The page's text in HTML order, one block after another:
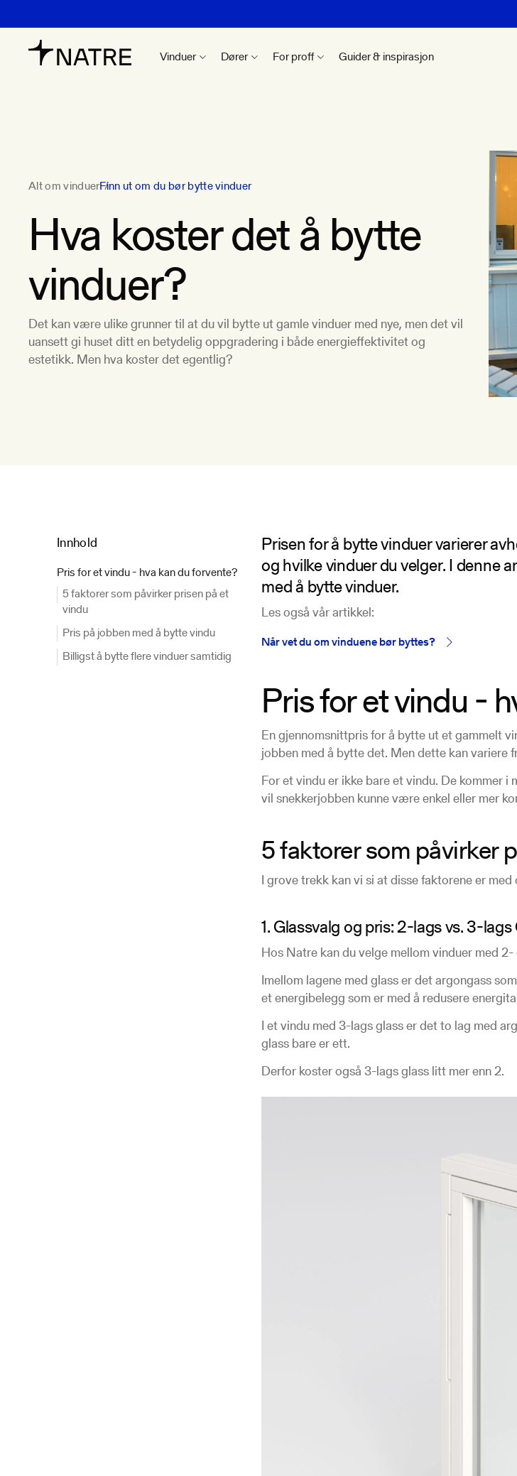
Vinduer Dører For proff Guider & inspirasjon
Alt om vinduerFinn ut om du bør bytte vinduer
Hva koster det å bytte
vinduer?
Det kan være ulike grunner til at du vil bytte ut gamle vinduer med nye, men det vil
uansett gi huset ditt en betydelig oppgradering i både energieffektivitet og
estetikk. Men hva koster det egentlig?
Innhold
Pris for et vindu - hva kan du forvente?
5 faktorer som påvirker prisen på et
vindu
Pris på jobben med å bytte vindu
Billigst å bytte flere vinduer samtidig
Prisen for å bytte vinduer varierer
og hvilke vinduer du velger. I denne
med å bytte vinduer.
Les også vår artikkel:
Når vet du om vinduene bør byttes?
Pris for et vindu -
En gjennomsnittpris for å bytte ut et gammelt
jobben med å bytte det. Men dette kan
For et vindu er ikke bare et vindu. De kommer
vil snekkerjobben kunne være enkel eller mer
5 faktorer som påvirker
I grove trekk kan vi si at disse faktorene er
1. Glassvalg og pris: 2-lags vs. 3-lags
Hos Natre kan du velge mellom vinduer med
Imellom lagene med glass er det argongass
et energibelegg som er med å redusere
I et vindu med 3-lags glass er det to lag med
glass bare er ett.
Derfor koster også 3-lags glass litt mer enn 2.